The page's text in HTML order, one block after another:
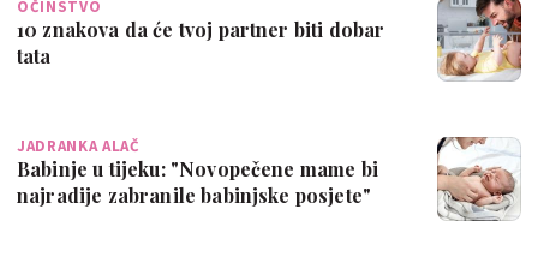
OČINSTVO
10 znakova da će tvoj partner biti dobar
tata
JADRANKA ALAČ
Babinje u tijeku: "Novopečene mame bi
najradije zabranile babinjske posjete"